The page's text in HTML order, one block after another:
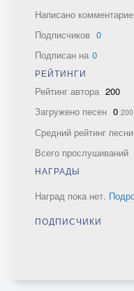
Написано
Подписчиков 0
Подписан на 0
РЕЙТИНГИ
Рейтинг автора 200
Загружено песен 0 200
Средний рейтинг песни
Всего прослушиваний
НАГРАДЫ
Наград пока нет.
ПОДПИСЧИКИ